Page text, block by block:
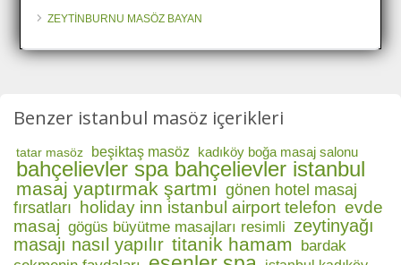
ZEYTİNBURNU MASÖZ BAYAN
Benzer istanbul masöz içerikleri
tatar masöz beşiktaş masöz kadıköy boğa masaj salonu
bahçelievler spa bahçelievler istanbul
masaj yaptırmak şartmı gönen hotel masaj
fırsatları holiday inn istanbul airport telefon evde
masaj gögüs büyütme masajları resimli zeytinyağı
masajı nasıl yapılır titanik hamam bardak